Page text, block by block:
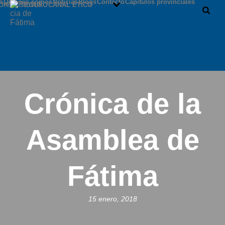
Quiénes somos NoticiasBlogsContactoCapítulos provinciales
SEGUROCANAL ÉTICO
Crónica de la
Asamblea de
Fátima
15 enero, 2018